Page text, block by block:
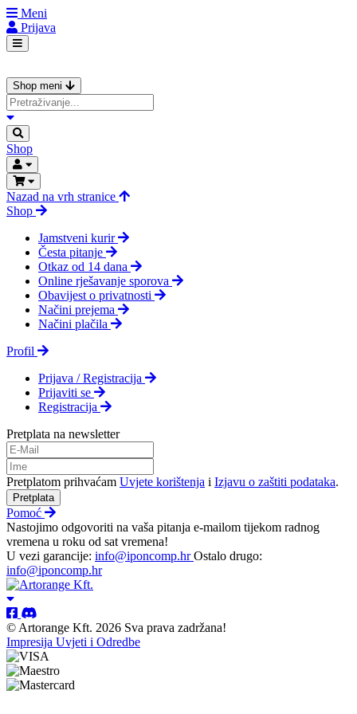
Meni
Prijava
Shop meni
Shop
Nazad na vrh stranice
Shop
Jamstveni kurir
Česta pitanje
Otkaz od 14 dana
Online rješavanje sporova
Obavijest o privatnosti
Načini prejema
Načini plačila
Profil
Prijava / Registracija
Prijaviti se
Registracija
Pretplata na newsletter
Pretplatom prihvaćam Uvjete korištenja i Izjavu o zaštiti podataka.
Pretplata
Pomoć
Nastojimo odgovoriti na vaša pitanja e-mailom tijekom radnog
vremena u roku od sat vremena!
U vezi garancije: info@iponcomp.hrOstalo drugo:
info@iponcomp.hr
© Artorange Kft. 2026 Sva prava zadržana!
Impresija Uvjeti i Odredbe